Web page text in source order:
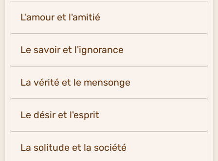
L'amour et l'amitié
Le savoir et l'ignorance
La vérité et le mensonge
Le désir et l'esprit
La solitude et la société